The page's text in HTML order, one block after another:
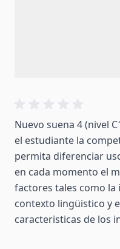
Nuevo suena 4 (nivel
el estudiante la
permita diferenciar
en cada momento el
factores tales como la
contexto lingüistico y
caracteristicas de los